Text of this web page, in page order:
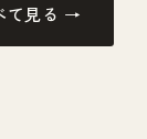
て見る →